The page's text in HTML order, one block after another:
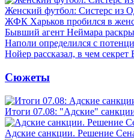
Женский футбол: Систерс из
ЖФК Харьков пробился в
Бывший агент Неймара
Наполи определился с
Нойер рассказал, в чем секрет
Сюжеты
Итоги 07.08: "Адские"
Адские санкции. Решение